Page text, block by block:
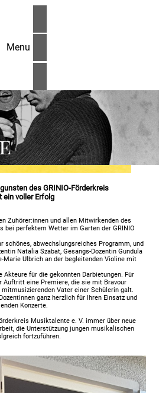
Menu
des GRINIO-Förderkreis
ein voller Erfolg
Zuhörer:innen und allen Mitwirkenden des
bei perfektem Wetter im Garten der GRINIO
schönes, abwechslungsreiches Programm, und
Natalia Szabat, Gesangs-Dozentin Gundula
Marie Ulbrich an der begleitenden Violine mit
für die gekonnten Darbietungen. Für
Auftritt eine Premiere, die sie mit Bravour
Vater einer Schülerin galt.
ganz herzlich für Ihren Einsatz und
Konzerte.
Musiktalente e. V. immer über neue
die Unterstützung jungen musikalischen
fortzuführen.